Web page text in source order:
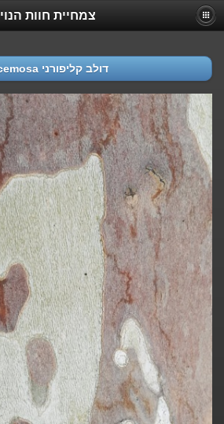
צמחיית חוות הנוי
Platanus racemosa דולב קליפורני